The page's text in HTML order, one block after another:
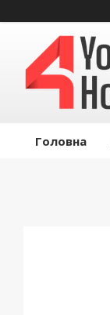
Головна